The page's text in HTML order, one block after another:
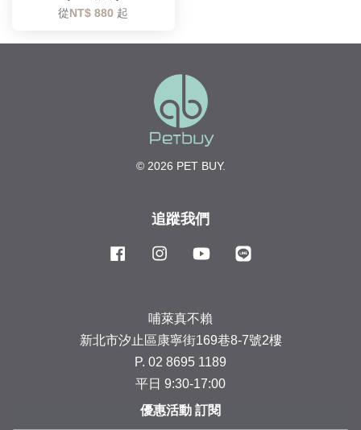
從NT$ 880 起
© 2026 PET BUY.
追蹤我們
Facebook Instagram YouTube
哺萊真不賴
新北市汐止區康寧街169巷8-7號2樓
P. 02 8695 1189
平日 9:30-17:00
優惠活動 訂閱